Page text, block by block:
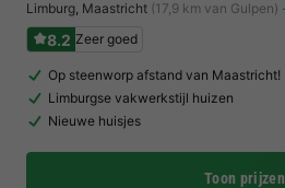
Limburg, Maastricht (17,9 km van Gulpen)
8.2 Zeer goed
Op steenworp afstand van Maastricht!
Limburgse vakwerkstijl huizen
Nieuwe huisjes
Toon prijzen